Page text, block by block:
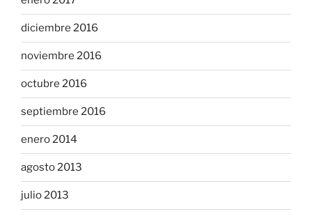
diciembre 2016
noviembre 2016
octubre 2016
septiembre 2016
enero 2014
agosto 2013
julio 2013